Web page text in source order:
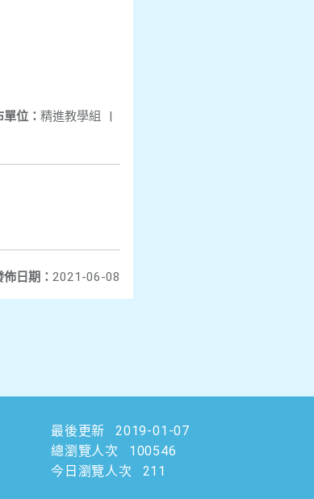
位： 精進教學組 |
佈日期： 2021-06-08
最後更新
2019-01-07
總瀏覽人次
100546
今日瀏覽人次
211